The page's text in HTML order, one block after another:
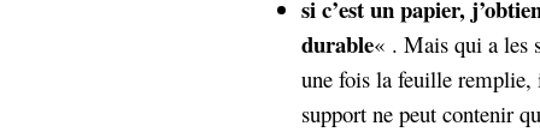
si c’est un papier,
durable« . Mais qui a les
une fois la feuille
support ne peut contenir